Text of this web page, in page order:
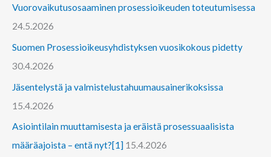
Vuorovaikutusosaaminen prosessioikeuden toteutumisessa
24.5.2026
Suomen Prosessioikeusyhdistyksen vuosikokous pidetty
30.4.2026
Jäsentelystä ja valmistelustahuumausainerikoksissa
15.4.2026
Asiointilain muuttamisesta ja eräistä prosessuaalisista
määräajoista – entä nyt?[1] 15.4.2026